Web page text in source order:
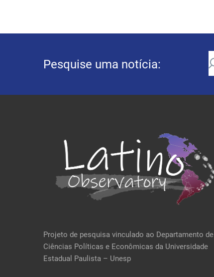
Pesquise uma notícia:
Projeto de pesquisa vinculado ao Departamento de
Ciências Políticas e Econômicas da Universidade
Estadual Paulista – Unesp